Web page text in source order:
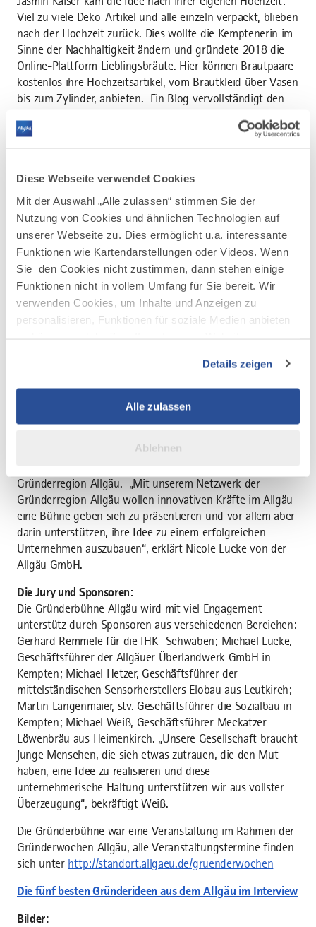
Diese Webseite verwendet Cookies
Mit der Auswahl „Alle zulassen“ stimmen Sie der
Nutzung von Cookies und ähnlichen Technologien auf
unserer Webseite zu. Dies ermöglicht u.a. interessante
Funktionen wie Kartendarstellungen oder Videos. Wenn
Sie den Cookies nicht zustimmen, dann stehen einige
Funktionen nicht in vollem Umfang für Sie bereit. Wir
verwenden Cookies, um Inhalte und Anzeigen zu
personalisieren, Funktionen für soziale Medien anbieten
Verwendung unserer Website an unsere Partner für
soziale Medien, Werbung und Analysen weiter. Unsere
Partner führen diese Informationen möglicherweise mit
weiteren Daten zusammen, die Sie ihnen bereitgestellt
Details zeigen
Alle zulassen
Ablehnen
Viel zu viele Deko-Artikel und alle einzeln verpackt, blieben
nach der Hochzeit zurück. Dies wollte die Kemptenerin im
Sinne der Nachhaltigkeit ändern und gründete 2018 die
Online-Plattform Lieblingsbräute. Hier können Brautpaare
kostenlos ihre Hochzeitsartikel, vom Brautkleid über Vasen
bis zum Zylinder, anbieten. Ein Blog vervollständigt den
mittlerweile organisiert. So hat sich die Online-Plattform
Picture Framing mit Sitz in Aitrang Videos
weiterentwickelt. Wie de Vries erklärt, werden bisher
schon vorhandene, statische Videos mit wenigen vom
Nutzer einzugebenden Daten personalisiert: Betritt
beispielsweise ein Gast das Hotelzimmer, so läuft nicht der
Standard-Werbefilm ab. Stattdessen wird er mit Namen
begrüßt, das Wetter im Imagefilm entspricht der Realität
und auf ihn zugeschnittene Veranstaltungstipps werden
ausgespielt. Ihr Projekt Dynamic Videos ist vergleichbar
mit derzeitiger Online-Banner-Werbung.
Ob Jury oder Publikum – alle waren sich einig: Es war ein
kurzweiliger Abend mit innovativen und vor allem
verschiedenen Ideen. Befragt danach, was man auf alle
Netzwerk der Gründerszene Allgäu, der gute Kontakt zur
Gründerregion Allgäu. „Mit unserem Netzwerk der
Gründerregion Allgäu wollen innovativen Kräfte im Allgäu
eine Bühne geben sich zu präsentieren und vor allem aber
darin unterstützen, ihre Idee zu einem erfolgreichen
Unternehmen auszubauen“, erklärt Nicole Lucke von der
Allgäu GmbH.
Die Jury und Sponsoren:
Die Gründerbühne Allgäu wird mit viel Engagement
unterstütz durch Sponsoren aus verschiedenen Bereichen:
Gerhard Remmele für die IHK- Schwaben; Michael Lucke,
Geschäftsführer der Allgäuer Überlandwerk GmbH in
Kempten; Michael Hetzer, Geschäftsführer der
mittelständischen Sensorherstellers Elobau aus Leutkirch;
Martin Langenmaier, stv. Geschäftsführer die Sozialbau in
Kempten; Michael Weiß, Geschäftsführer Meckatzer
Löwenbräu aus Heimenkirch. „Unsere Gesellschaft braucht
junge Menschen, die sich etwas zutrauen, die den Mut
haben, eine Idee zu realisieren und diese
unternehmerische Haltung unterstützen wir aus vollster
Überzeugung“, bekräftigt Weiß.
Die Gründerbühne war eine Veranstaltung im Rahmen der
Gründerwochen Allgäu, alle Veranstaltungstermine finden
sich unter http://standort.allgaeu.de/gruenderwochen
Die fünf besten Gründerideen aus dem Allgäu im Interview
Bilder: